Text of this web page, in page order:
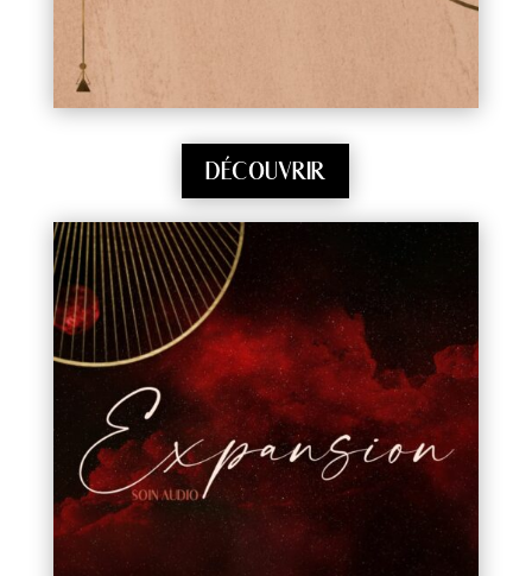
DÉCOUVRIR